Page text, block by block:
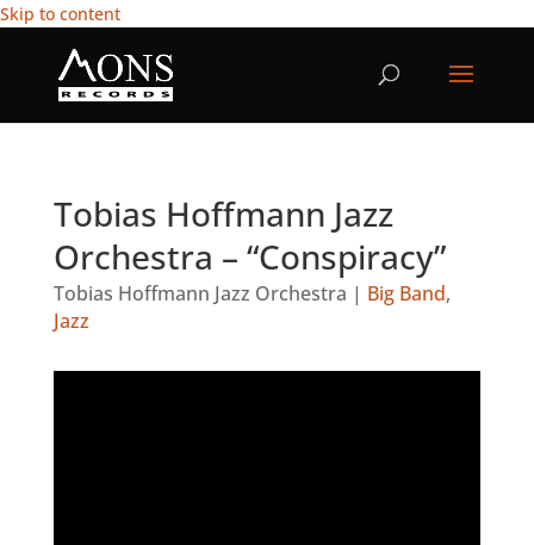
Skip to content
Tobias Hoffmann Jazz
Orchestra – “Conspiracy”
Tobias Hoffmann Jazz Orchestra | Big Band,
Jazz